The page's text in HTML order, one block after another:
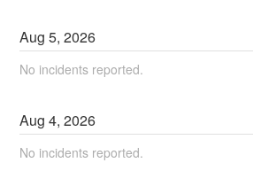
Aug5,2026
No incidents reported.
Aug4,2026
No incidents reported.